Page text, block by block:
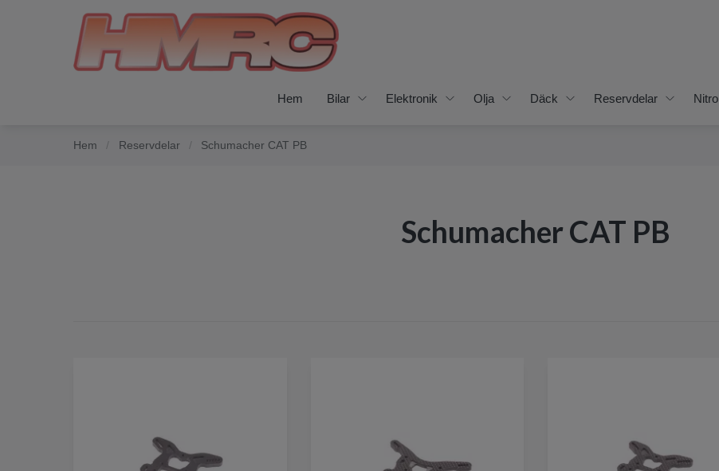
Hem Bilar Elektronik Olja Däck Reservdelar Nitro
Hem / Reservdelar / Schumacher CAT PB
Schumacher CAT PB